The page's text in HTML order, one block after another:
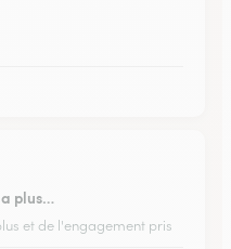
plus…
et de l'engagement pris